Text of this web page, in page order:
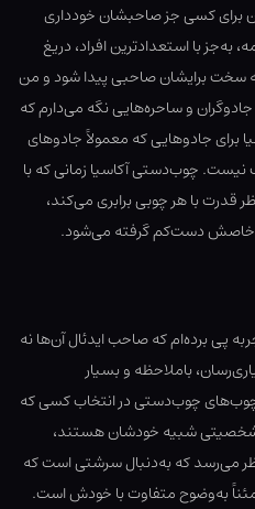
برای کسی جز صاحبشان خودداری
به‌جز با استعداد‍‌ترین افراد، دریغ
برایشان صاحبی پیدا شود و من
جادوگران و ساحره‌هایی نگه می‌دارم که
برای جادوهایی که معمولاً جادوهای
چوب‌دستی آکاسیا زمانی که با
با هر چوبی برابری می‌کند،
خاصش دست‌کم گرفته می‌شود.
پی برده‌ام که صاحب ایدئال آن‌ها نه
باملاحظه و بسیار
چوب‌دستی در انتخاب کسی که
شخصیتی شبیه خودشان هستند،
می‌رسد که به‌دنبال سرشتی است که
به‌وضوح متفاوت با خودش است.